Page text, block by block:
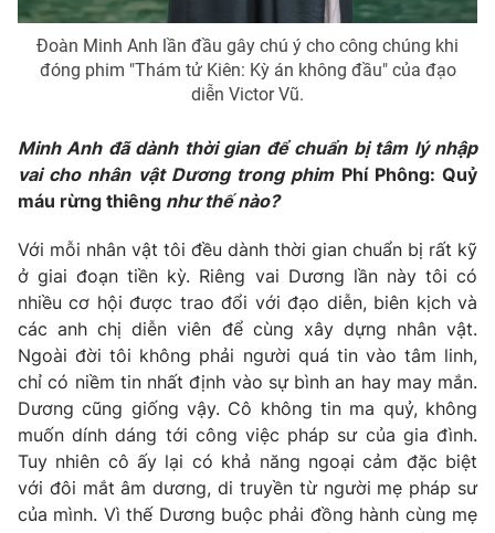
Liên hệ tòa soạn English
THỜI BÁO VTV
Theo dõi báo trên
Cơ quan chủ quản: Đài Truyền hình Việt Nam
Cơ quan báo chí:Thời báo VTV
Giấy phép hoạt động báo in và báo điện tử số 483/GP-BTTTT
cấp ngày 29/12/2023
Tổng Biên tập:Vũ Thanh Thủy
Phó Tổng Biên tập:Nguyễn Thị Mỹ Hạnh, Phạm Quốc Thắng,
Nguyễn Trọng Ninh
Tổng đài VTV:024.38 355 931 - 024.38 355 932
Ðiện thoại Thời báo VTV:024.66 897 897
Đoàn Minh Anh lần đầu gây chú ý cho công chúng khi
đóng phim "Thám tử Kiên: Kỳ án không đầu" của đạo
diễn Victor Vũ.
Minh Anh đã dành thời gian để chuẩn bị tâm lý nhập
vai cho nhân vật Dương trong phim Phí Phông: Quỷ
máu rừng thiêng như thế nào?
Với mỗi nhân vật tôi đều dành thời gian chuẩn bị rất kỹ
ở giai đoạn tiền kỳ. Riêng vai Dương lần này tôi có
nhiều cơ hội được trao đổi với đạo diễn, biên kịch và
các anh chị diễn viên để cùng xây dựng nhân vật.
Ngoài đời tôi không phải người quá tin vào tâm linh,
chỉ có niềm tin nhất định vào sự bình an hay may mắn.
Dương cũng giống vậy. Cô không tin ma quỷ, không
muốn dính dáng tới công việc pháp sư của gia đình.
Tuy nhiên cô ấy lại có khả năng ngoại cảm đặc biệt
với đôi mắt âm dương, di truyền từ người mẹ pháp sư
của mình. Vì thế Dương buộc phải đồng hành cùng mẹ